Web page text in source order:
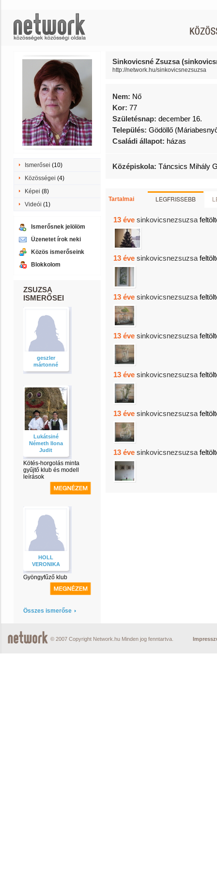
Ismerősei (10)
Közösségei (4)
Képei (8)
Videói (1)
Ismerősnek jelölöm
Üzenetet írok neki
Közös ismerőseink
Blokkolom
ZSUZSA
ISMERŐSEI
geszler
mártonné
Lukátsiné
Németh Ilona
Judit
Kötés-horgolás minta
gyűjtő klub és modell
leírások
HOLL
VERONIKA
Gyöngyfűző klub
Összes ismerőse
Sinkovicsné Zsuzsa
http://network.hu/sinkovicsnezsuzsa
Nem: Nő
Kor: 77
Születésnap: december 16.
Település: Gödöllő
Családi állapot: házas
Középiskola: Táncsics Mihály
Tartalmai LEGFRISSEBB
13 éve sinkovicsnezsuzsa
13 éve sinkovicsnezsuzsa
13 éve sinkovicsnezsuzsa
13 éve sinkovicsnezsuzsa
13 éve sinkovicsnezsuzsa
13 éve sinkovicsnezsuzsa
13 éve sinkovicsnezsuzsa
© 2007 Copyright Network.hu Minden jog fenntartva.